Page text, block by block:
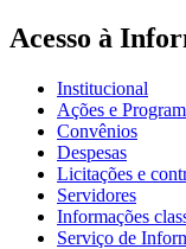
Acesso à
Institucional
Ações e
Convênios
Despesas
Licitações e
Servidores
Informações
Serviço de